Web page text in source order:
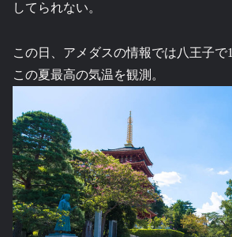
してられない。
この日、アメダスの情報では八王子
この夏最高の気温を観測。